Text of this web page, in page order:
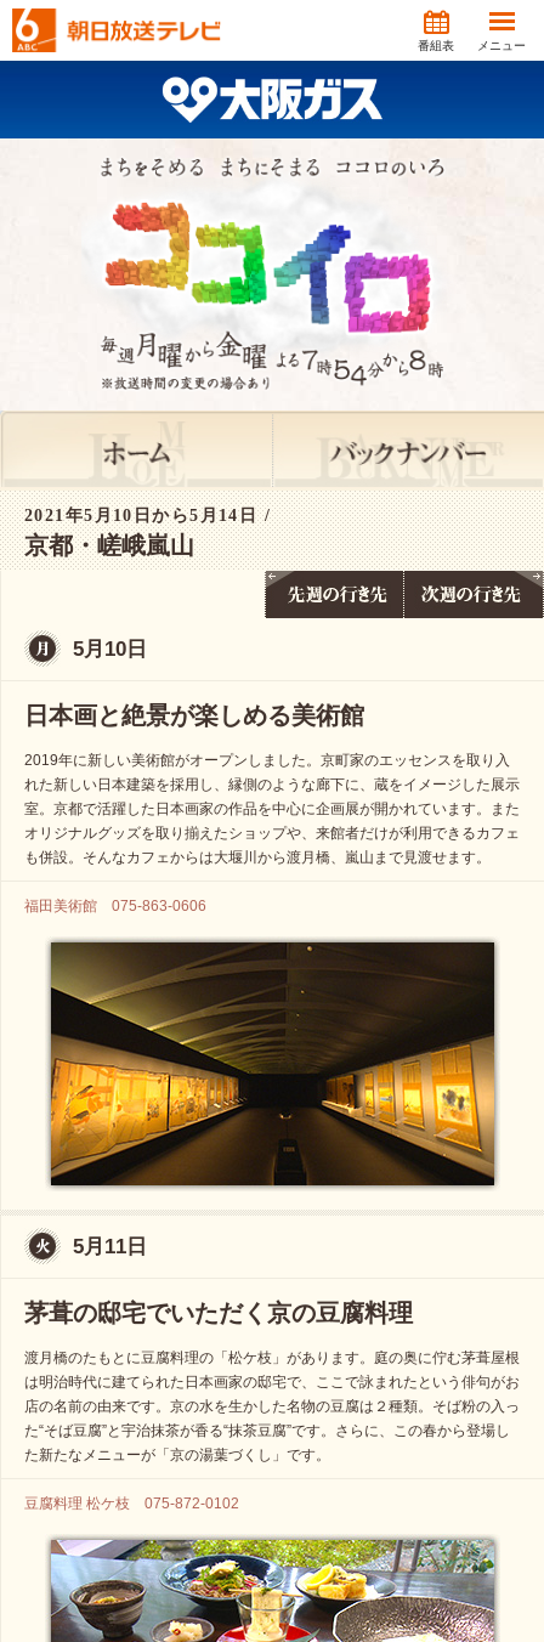
番組表 メニュー
2021年5月10日から5月14日 /
京都・嵯峨嵐山
5月10日
日本画と絶景が楽しめる美術館
2019年に新しい美術館がオープンしました。京町家のエッセンスを取り入
れた新しい日本建築を採用し、縁側のような廊下に、蔵をイメージした展示
室。京都で活躍した日本画家の作品を中心に企画展が開かれています。また
オリジナルグッズを取り揃えたショップや、来館者だけが利用できるカフェ
も併設。そんなカフェからは大堰川から渡月橋、嵐山まで見渡せます。
福田美術館 075-863-0606
5月11日
茅葺の邸宅でいただく京の豆腐料理
渡月橋のたもとに豆腐料理の「松ケ枝」があります。庭の奥に佇む茅葺屋根
は明治時代に建てられた日本画家の邸宅で、ここで詠まれたという俳句がお
店の名前の由来です。京の水を生かした名物の豆腐は２種類。そば粉の入っ
た“そば豆腐”と宇治抹茶が香る“抹茶豆腐”です。さらに、この春から登場し
た新たなメニューが「京の湯葉づくし」です。
豆腐料理 松ケ枝 075-872-0102